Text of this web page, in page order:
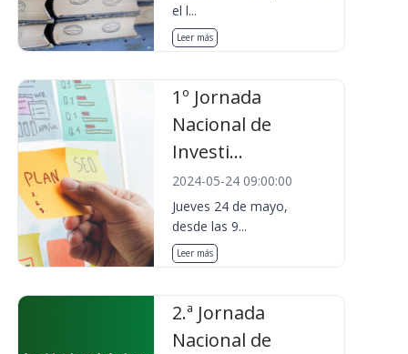
el l...
Leer más
1º Jornada
Nacional de
Investi...
2024-05-24 09:00:00
Jueves 24 de mayo,
desde las 9...
Leer más
2.ª Jornada
Nacional de